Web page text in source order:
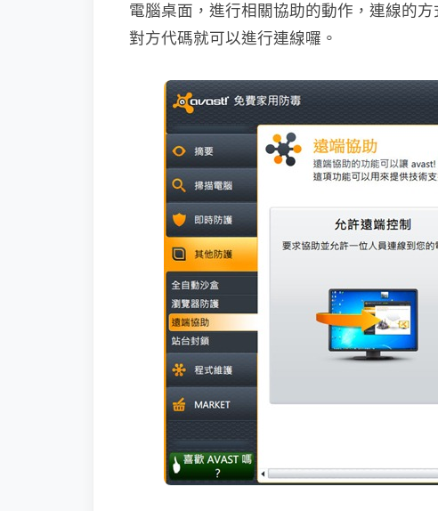
電腦桌面，進行相關協助的動作，連線的
對方代碼就可以進行連線囉。